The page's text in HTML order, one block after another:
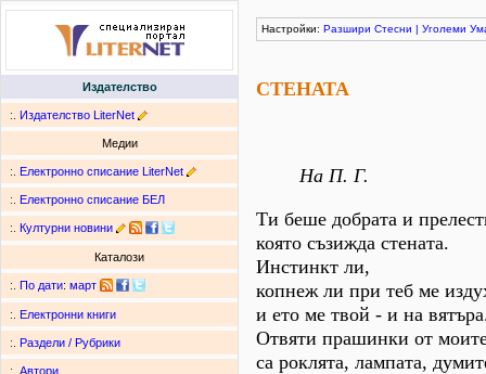
Издателство
:. Издателство LiterNet
Медии
:. Електронно списание LiterNet
:. Електронно списание БЕЛ
:. Културни новини
Каталози
:. По дати: март
:. Електронни книги
:. Раздели / Рубрики
:. Автори
Настройки: Разшири Стесни | Уголеми
СТЕНАТА
На П. Г.
Ти беше добрата и
която съзижда стената.
Инстинкт ли,
копнеж ли при теб ме
и ето ме твой - и на
Отвяти прашинки от
са роклята, лампата,